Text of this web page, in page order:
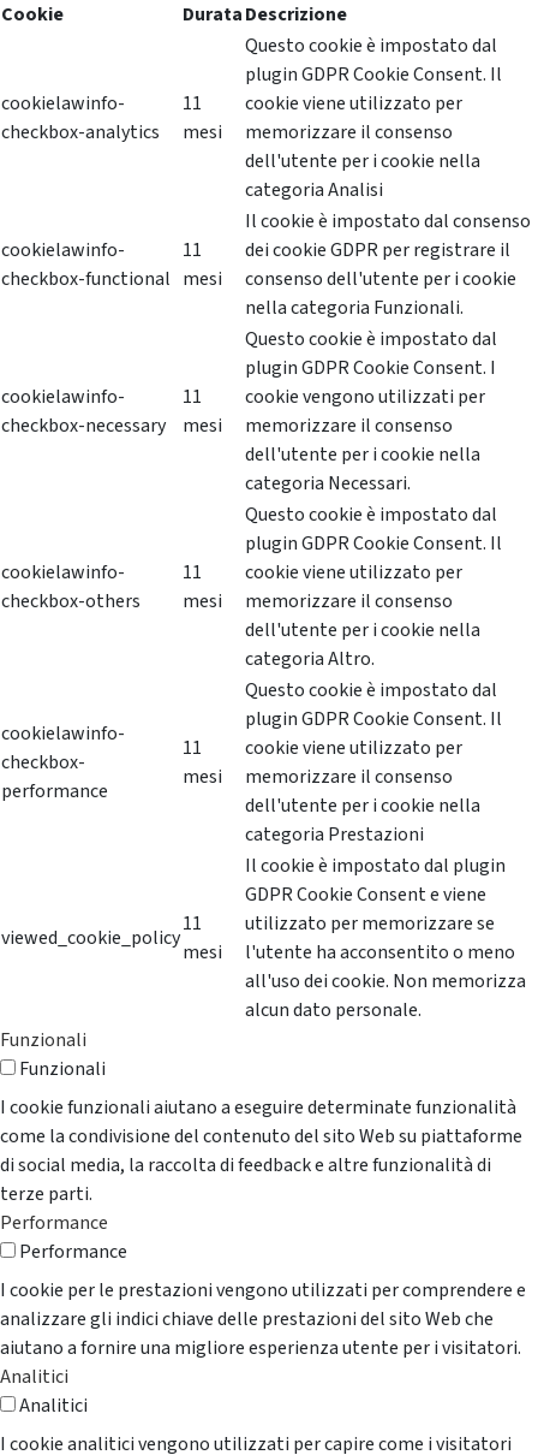
Cookie
DurataDescrizione
cookielawinfo-
checkbox-analytics
11
mesi
Questo cookie è impostato dal
plugin GDPR Cookie Consent. Il
cookie viene utilizzato per
memorizzare il consenso
dell'utente per i cookie nella
categoria Analisi
cookielawinfo-
checkbox-functional
11
mesi
Il cookie è impostato dal consenso
dei cookie GDPR per registrare il
consenso dell'utente per i cookie
nella categoria Funzionali.
cookielawinfo-
checkbox-necessary
11
mesi
Questo cookie è impostato dal
plugin GDPR Cookie Consent. I
cookie vengono utilizzati per
memorizzare il consenso
dell'utente per i cookie nella
categoria Necessari.
cookielawinfo-
checkbox-others
11
mesi
Questo cookie è impostato dal
plugin GDPR Cookie Consent. Il
cookie viene utilizzato per
memorizzare il consenso
dell'utente per i cookie nella
categoria Altro.
cookielawinfo-
checkbox-
performance
11
mesi
Questo cookie è impostato dal
plugin GDPR Cookie Consent. Il
cookie viene utilizzato per
memorizzare il consenso
dell'utente per i cookie nella
categoria Prestazioni
viewed_cookie_policy
11
mesi
Il cookie è impostato dal plugin
GDPR Cookie Consent e viene
utilizzato per memorizzare se
l'utente ha acconsentito o meno
all'uso dei cookie. Non memorizza
alcun dato personale.
Funzionali
Funzionali
I cookie funzionali aiutano a eseguire determinate funzionalità
come la condivisione del contenuto del sito Web su piattaforme
di social media, la raccolta di feedback e altre funzionalità di
terze parti.
Performance
Performance
I cookie per le prestazioni vengono utilizzati per comprendere e
analizzare gli indici chiave delle prestazioni del sito Web che
aiutano a fornire una migliore esperienza utente per i visitatori.
Analitici
Analitici
I cookie analitici vengono utilizzati per capire come i visitatori